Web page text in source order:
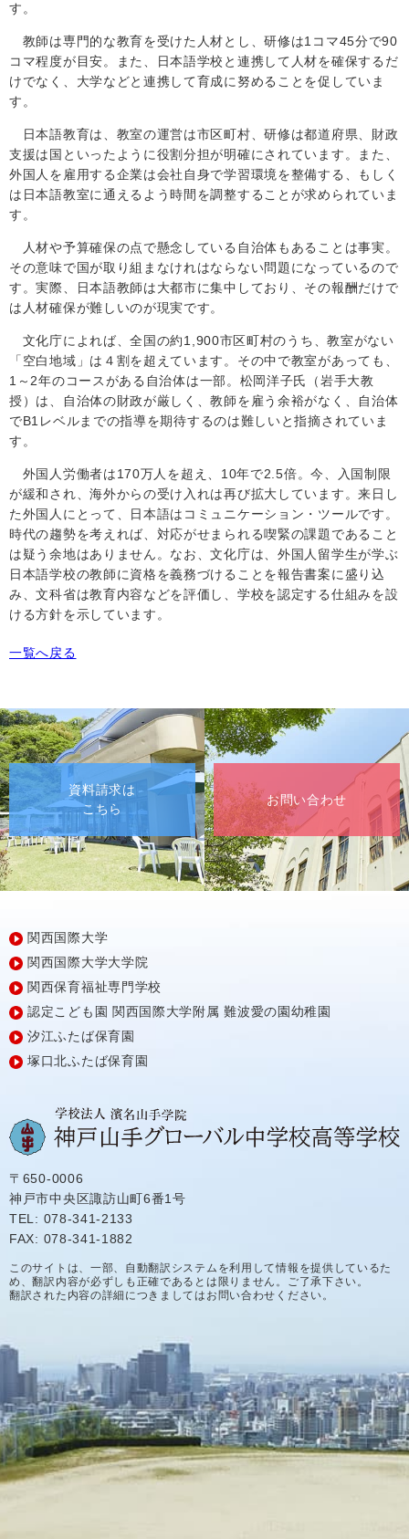
す。
教師は専門的な教育を受けた人材とし、研修は1 コマ45分で90
コマ程度が目安。また、日本語学校と連携して人材を確保するだ
けでなく、大学などと連携して育成に努めることを促していま
す。
日本語教育は、教室の運営は市区町村、研修は都道府県、財政
支援は国といったように役割分担が明確にされています。また、
外国人を雇用する企業は会社自身で学習環境を整備する、もしく
は日本語教室に通えるよう時間を調整することが求められていま
す。
人材や予算確保の点で懸念している自治体もあることは事実。
その意味で国が取り組まなけれはならない問題になっているので
す。実際、日本語教師は大都市に集中しており、その報酬だけで
は人材確保が難しいのが現実です。
文化庁によれば、全国の約1,900市区町村のうち、教室がない
「空白地域」は４割を超えています。その中で教室があっても、
1 ～ 2年のコースがある自治体は一部。松岡洋子氏（岩手大教
授）は、自治体の財政が厳しく、教師を雇う余裕がなく、自治体
でB1 レベルまでの指導を期待するのは難しいと指摘されていま
す。
外国人労働者は170万人を超え、 10年で2.5倍。今、入国制限
が緩和され、海外からの受け入れは再び拡大しています。来日し
た外国人にとって、日本語はコミュニケーション・ツールです。
時代の趨勢を考えれば、対応がせまられる喫緊の課題であること
は疑う余地はありません。なお、文化庁は、外国人留学生が学ぶ
日本語学校の教師に資格を義務づけることを報告書案に盛り込
み、文科省は教育内容などを評価し、学校を認定する仕組みを設
ける方針を示しています。
一覧へ戻る
資料請求は
こちら
お問い合わせ
関西国際大学
関西国際大学大学院
関西保育福祉専門学校
認定こども園 関西国際大学附属 難波愛の園幼稚園
汐江ふたば保育園
塚口北ふたば保育園
〒650-0006
神戸市中央区諏訪山町6番1号
TEL: 078-341-2133
FAX: 078-341-1882
このサイトは、一部、自動翻訳システムを利用して情報を提供しているた
め、翻訳内容が必ずしも正確であるとは限りません。ご了承下さい。
翻訳された内容の詳細につきましてはお問い合わせください。